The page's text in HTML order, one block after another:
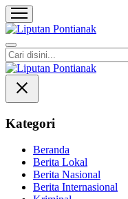
Liputan Pontianak
Berita Terkini dan
Kategori
Beranda
Berita Lokal
Berita Nasional
Berita Internasional